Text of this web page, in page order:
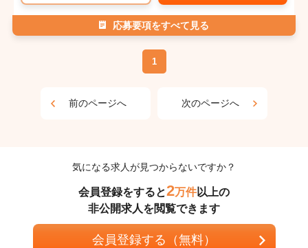
応募要項をすべて見る
1
前のページへ 次のページへ
気になる求人が見つからないですか？
会員登録をすると2万件以上の
非公開求人を閲覧できます
会員登録する（無料）